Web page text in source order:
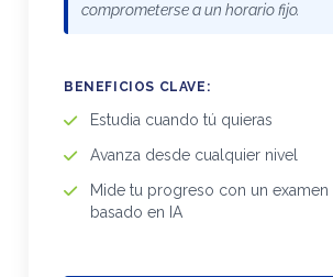
comprometerse a un horario fijo.
BENEFICIOS CLAVE:
Estudia cuando tú quieras
Avanza desde cualquier nivel
Mide tu progreso con un
basado en IA